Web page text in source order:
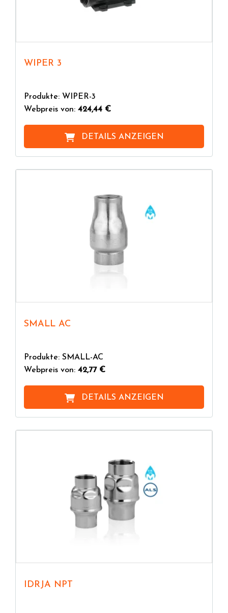
WIPER 3
Produkte: WIPER-3
Webpreis von: 424,44 €
DETAILS ANZEIGEN
SMALL AC
Produkte: SMALL-AC
Webpreis von: 42,77 €
DETAILS ANZEIGEN
IDRJA NPT